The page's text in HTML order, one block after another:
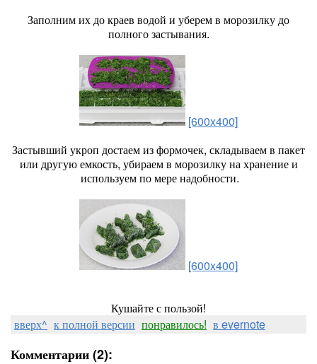
Заполним их до краев водой и уберем в морозилку до
полного застывания.
[600x400]
Застывший укроп достаем из формочек, складываем в пакет
или другую емкость, убираем в морозилку на хранение и
используем по мере надобности.
[600x400]
Кушайте с пользой!
вверх^ к полной версии понравилось! в evernote
Комментарии (2):